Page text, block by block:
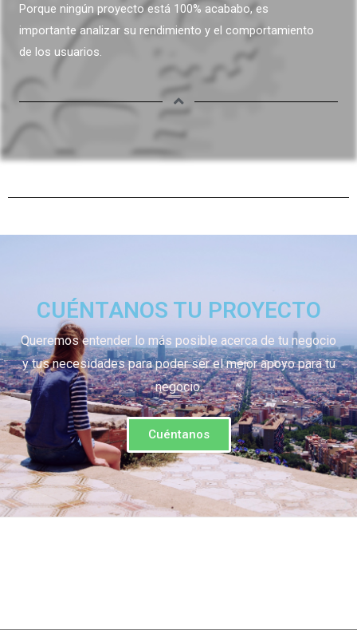
Porque ningún proyecto está 100% acababo, es
importante analizar su rendimiento y el comportamiento
de los usuarios.
CUÉNTANOS TU PROYECTO
Queremos entender lo más posible acerca de tu negocio
y tus necesidades para poder ser el mejor apoyo para tu
negocio.
Cuéntanos